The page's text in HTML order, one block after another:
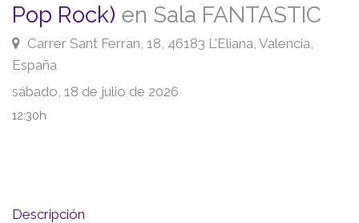
Pop Rock) en Sala FANTASTIC
Carrer Sant Ferran, 18, 46183 L'Eliana, Valencia,
España
sábado, 18 de julio de 2026
12:30h
Descripción